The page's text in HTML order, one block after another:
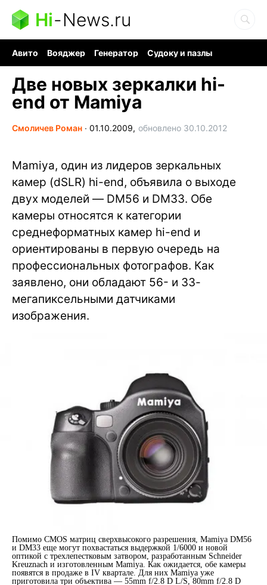
Hi-News.ru
Авито Вояджер Генератор
Судоку и пазлы
Две новых зеркалки hi-
end от Mamiya
Смоличев Роман ∙ 01.10.2009, обновлено 30.10.2012
Mamiya, один из лидеров зеркальных
камер (dSLR) hi-end, объявила о выходе
двух моделей — DM56 и DM33. Обе
камеры относятся к категории
среднеформатных камер hi-end и
ориентированы в первую очередь на
профессиональных фотографов. Как
заявлено, они обладают 56- и 33-
мегапиксельными датчиками
изображения.
Помимо CMOS матриц сверхвысокого разрешения, Mamiya DM56
и DM33 еще могут похвастаться выдержкой 1/6000 и новой
оптикой с трехлепестковым затвором, разработанным Schneider
Kreuznach и изготовленным Mamiya. Как ожидается, обе камеры
появятся в продаже в IV квартале. Для них Mamiya уже
приготовила три объектива — 55mm f/2.8 D L/S, 80mm f/2.8 D